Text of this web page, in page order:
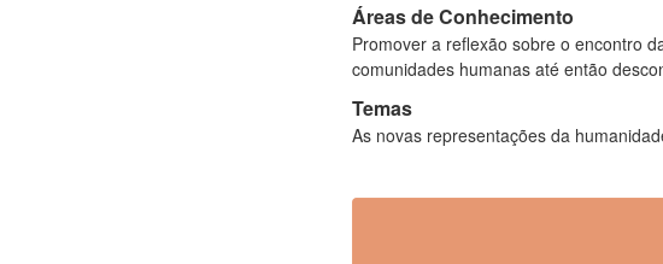
Áreas de Conhecimento
Promover a reflexão sobre o encontro
comunidades humanas até então
Temas
As novas representações da